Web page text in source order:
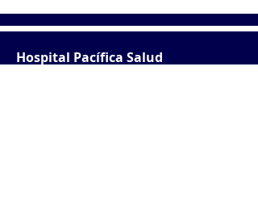
Hospital Pacífica Salud